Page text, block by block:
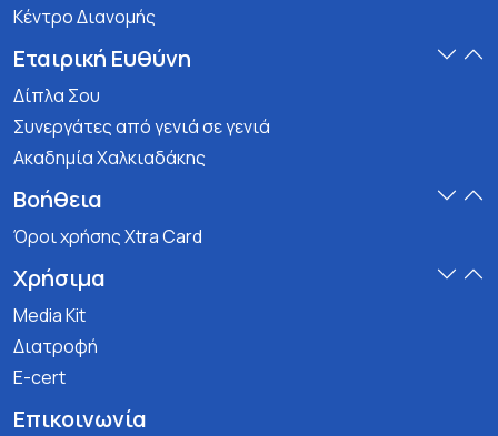
Κέντρο Διανομής
Εταιρική Ευθύνη
Δίπλα Σου
Συνεργάτες από γενιά σε γενιά
Ακαδημία Χαλκιαδάκης
Βοήθεια
Όροι χρήσης Xtra Card
Χρήσιμα
Media Kit
Διατροφή
E-cert
Επικοινωνία